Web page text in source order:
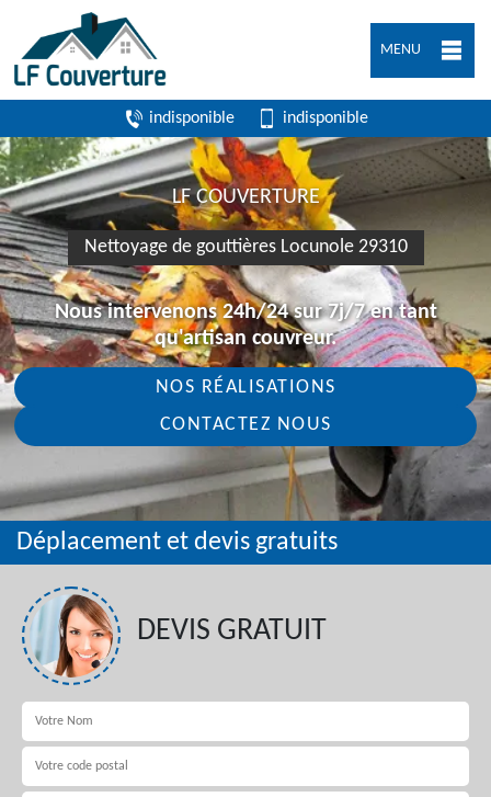
MENU
indisponible indisponible
LF COUVERTURE
Nettoyage de gouttières Locunole 29310
Nous intervenons 24h/24 sur 7j/7 en tant
qu'artisan couvreur.
NOS RÉALISATIONS
CONTACTEZ NOUS
Déplacement et devis gratuits
DEVIS GRATUIT